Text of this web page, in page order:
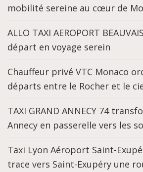
mobilité sereine au cœur de
ALLO TAXI AEROPORT
départ en voyage serein
Chauffeur privé VTC Monaco
départs entre le Rocher et le
TAXI GRAND ANNECY 74
Annecy en passerelle vers les
Taxi Lyon Aéroport Saint-
trace vers Saint-Exupéry une